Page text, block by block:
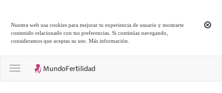
Nuestra web usa cookies para mejorar tu experiencia de usuario y mostrarte
contenido relacionado con tus preferencias. Si continúas navegando,
consideramos que aceptas su uso.Más información
Toggle navigation